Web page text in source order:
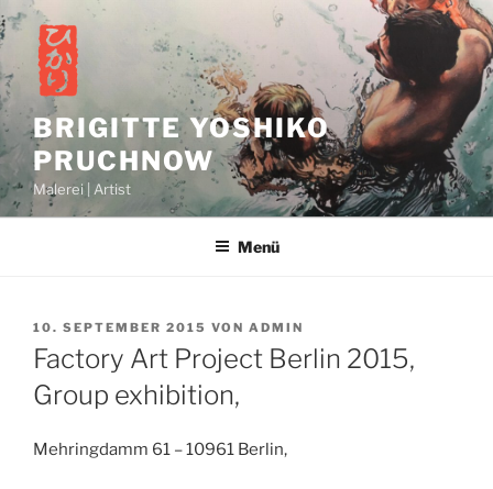
Zum
Inhalt
springen
BRIGITTE YOSHIKO
PRUCHNOW
Malerei | Artist
Menü
VERÖFFENTLICHT
AM
10. SEPTEMBER 2015 VON ADMIN
Factory Art Project Berlin 2015,
Group exhibition,
Mehringdamm 61 – 10961 Berlin,